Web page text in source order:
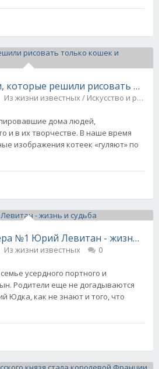
которые решили рисовать
Из жизни известных / Искусство и
и в их творчестве. В наше время
изображения котеек «гуляют» по
№1 Юрий Левитан - жизнь и
Из жизни известных 0
усердного портного и
Родители еще не догадываются
Юдка, как не знают и того, что